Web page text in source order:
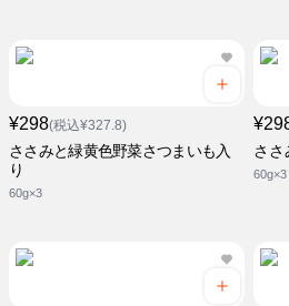
¥298(税込¥327.8)
ささみと緑黄色野菜さつまいも入
り
60g×3
ささ
60g×3